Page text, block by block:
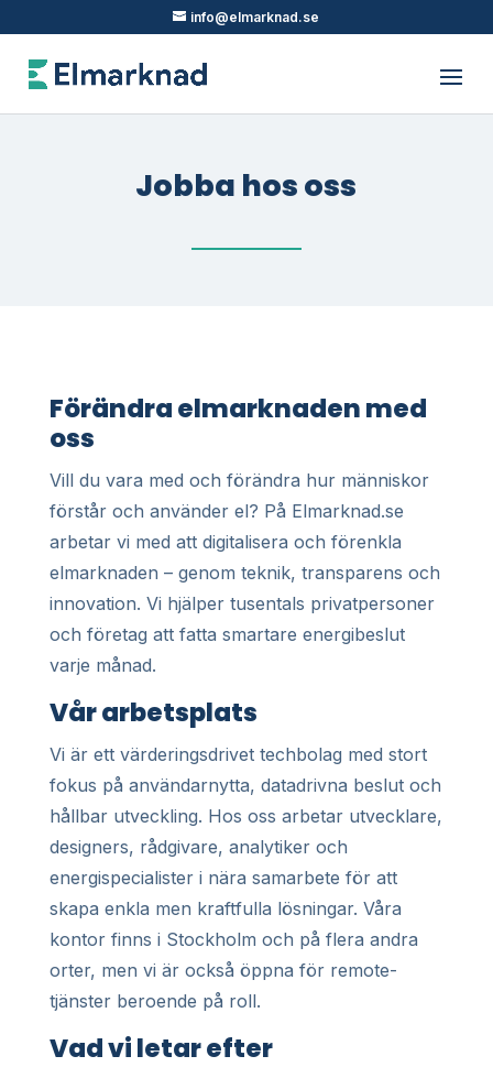
info@elmarknad.se
Jobba hos oss
Förändra elmarknaden med
oss
Vill du vara med och förändra hur människor
förstår och använder el? På Elmarknad.se
arbetar vi med att digitalisera och förenkla
elmarknaden – genom teknik, transparens och
innovation. Vi hjälper tusentals privatpersoner
och företag att fatta smartare energibeslut
varje månad.
Vår arbetsplats
Vi är ett värderingsdrivet techbolag med stort
fokus på användarnytta, datadrivna beslut och
hållbar utveckling. Hos oss arbetar utvecklare,
designers, rådgivare, analytiker och
energispecialister i nära samarbete för att
skapa enkla men kraftfulla lösningar. Våra
kontor finns i Stockholm och på flera andra
orter, men vi är också öppna för remote-
tjänster beroende på roll.
Vad vi letar efter